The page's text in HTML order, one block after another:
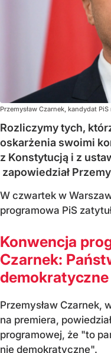
Przemysław Czarnek, kandydat
Rozliczymy tych,
oskarżenia swoimi
z Konstytucją i z
zapowiedział
W czwartek w
programowa PiS
Konwencja
Czarnek:
demokratyczne
Przemysław Czarnek,
na premiera,
programowej, że "to
nie demokratyczne".